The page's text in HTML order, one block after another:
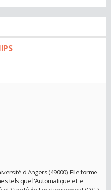
d'Angers (49000). Elle forme
tels que l'Automatique et le